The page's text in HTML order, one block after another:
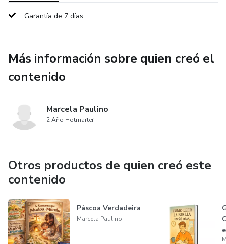
Garantía de 7 días
Más información sobre quien creó el
contenido
Marcela Paulino
2 Año Hotmarter
Otros productos de quien creó este
contenido
Páscoa Verdadeira
Marcela Paulino